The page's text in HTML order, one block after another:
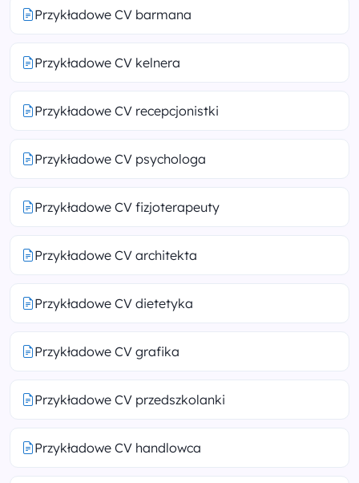
Przykładowe CV barmana
Przykładowe CV kelnera
Przykładowe CV recepcjonistki
Przykładowe CV psychologa
Przykładowe CV fizjoterapeuty
Przykładowe CV architekta
Przykładowe CV dietetyka
Przykładowe CV grafika
Przykładowe CV przedszkolanki
Przykładowe CV handlowca